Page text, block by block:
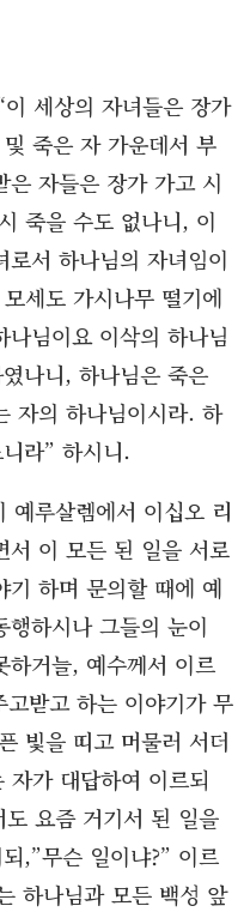
세상의 자녀들은 장가
죽은 자 가운데서 부
은 자들은 장가 가고 시
죽을 수도 없나니, 이
서 하나님의 자녀임이
세도 가시나무 떨기에
님이요 이삭의 하나님
나니, 하나님은 죽은
자의 하나님이시라. 하
라” 하시니.
루살렘에서 이십오 리
서 이 모든 된 일을 서로
기 하며 문의할 때에 예
하시나 그들의 눈이
하거늘, 예수께서 이르
받고 하는 이야기가 무
빛을 띠고 머물러 서더
가 대답하여 이르되
요즘 거기서 된 일을
,”무슨 일이냐?” 이르
하나님과 모든 백성 앞